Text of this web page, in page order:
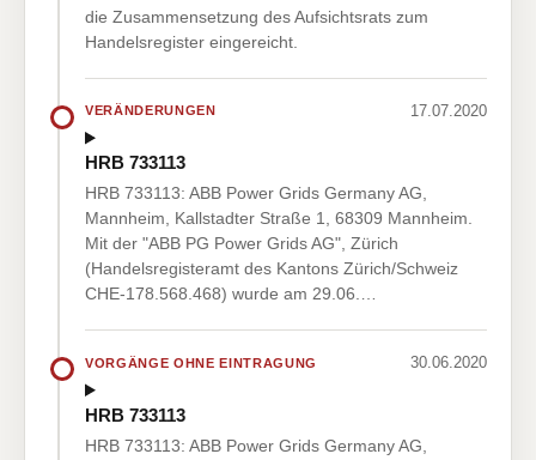
die Zusammensetzung des Aufsichtsrats zum
Handelsregister eingereicht.
VERÄNDERUNGEN 17.07.2020
HRB 733113
HRB 733113: ABB Power Grids Germany AG,
Mannheim, Kallstadter Straße 1, 68309 Mannheim.
Mit der "ABB PG Power Grids AG", Zürich
(Handelsregisteramt des Kantons Zürich/Schweiz
CHE-178.568.468) wurde am 29.06.…
VORGÄNGE OHNE EINTRAGUNG 30.06.2020
HRB 733113
HRB 733113: ABB Power Grids Germany AG,